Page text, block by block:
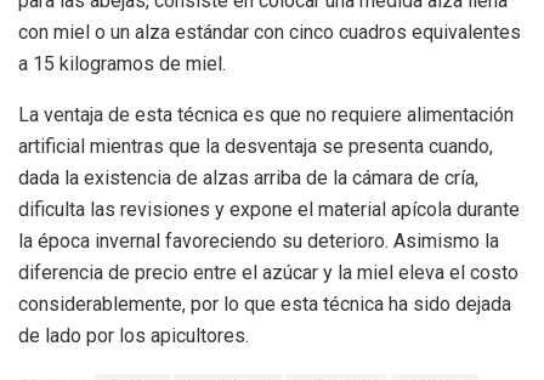
con miel o un alza estándar con cinco cuadros equivalentes
a 15 kilogramos de miel.
La ventaja de esta técnica es que no requiere alimentación
artificial mientras que la desventaja se presenta cuando,
dada la existencia de alzas arriba de la cámara de cría,
dificulta las revisiones y expone el material apícola durante
la época invernal favoreciendo su deterioro. Asimismo la
diferencia de precio entre el azúcar y la miel eleva el costo
considerablemente, por lo que esta técnica ha sido dejada
de lado por los apicultores.